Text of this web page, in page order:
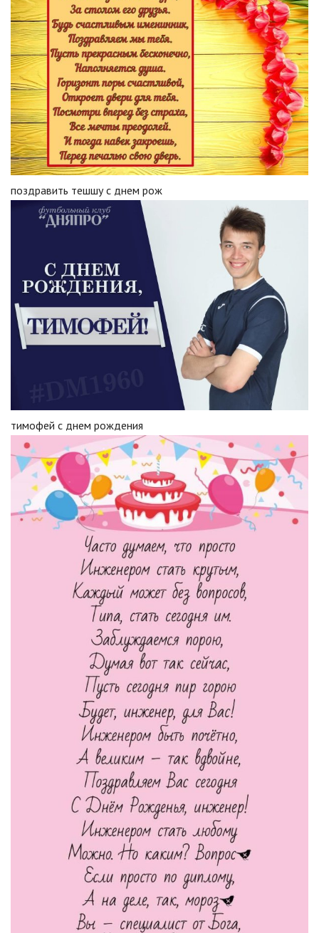
поздравить тешшу с днем рож
тимофей с днем рождения